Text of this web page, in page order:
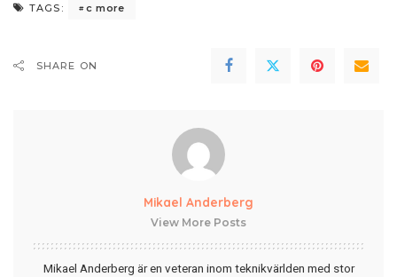
TAGS: c more
SHARE ON
Mikael Anderberg
View More Posts
Mikael Anderberg är en veteran inom teknikvärlden med stor